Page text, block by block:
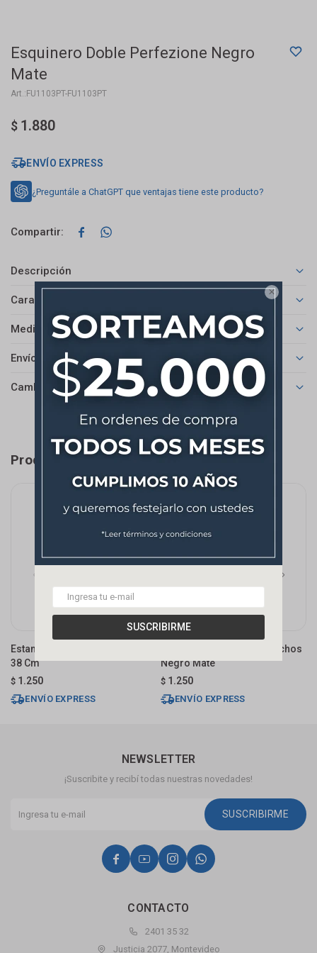

SUSCRIBIRME
Esquinero Doble Perfezione Negro
Mate
FU1103PT-FU1103PT
$ 1.880
ENVÍO EXPRESS
¿Preguntále a ChatGPT que ventajas tiene este producto?
 
Descripción
Características
Medios de pago
Envíos
Cambios y Devoluciones
Productos que te pueden interesar
Estante De Baño En Vidrio 11 X
38 Cm
$ 1.250
ENVÍO EXPRESS
Esquinero Doble Con Ganchos
Negro Mate
$ 1.250
ENVÍO EXPRESS
CONTACTO
2401 35 32
Justicia 2077, Montevideo
NEWSLETTER
¡Suscribite y recibí todas nuestras novedades!
SUSCRIBIRME
   